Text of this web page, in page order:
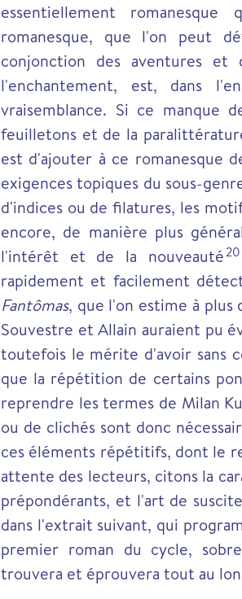
essentiellement
romanesque, que l'on peut
conjonction des aventures
l'enchantement, est, dans
vraisemblance. Si ce manque
feuilletons et de la
est d'ajouter à ce romanesque
exigences topiques du sous-
d'indices ou de filatures, les
encore, de manière plus
l'intérêt et de la nouveauté20
rapidement et facilement
Fantômas, que l'on estime à
Souvestre et Allain auraient pu
toutefois le mérite d'avoir sans
que la répétition de certains
reprendre les termes de Milan
ou de clichés sont donc
ces éléments répétitifs, dont le
attente des lecteurs, citons la
prépondérants, et l'art de
dans l'extrait suivant, qui
premier roman du cycle,
trouvera et éprouvera tout au